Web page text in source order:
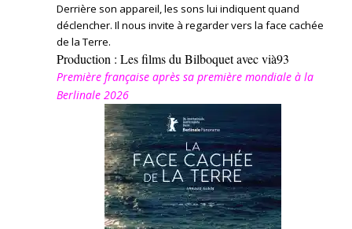
Derrière son appareil, les sons lui indiquent quand
déclencher. Il nous invite à regarder vers la face cachée
de la Terre.
Production : Les films du Bilboquet avec vià93
Première française après sa première mondiale à la
Berlinale 2026